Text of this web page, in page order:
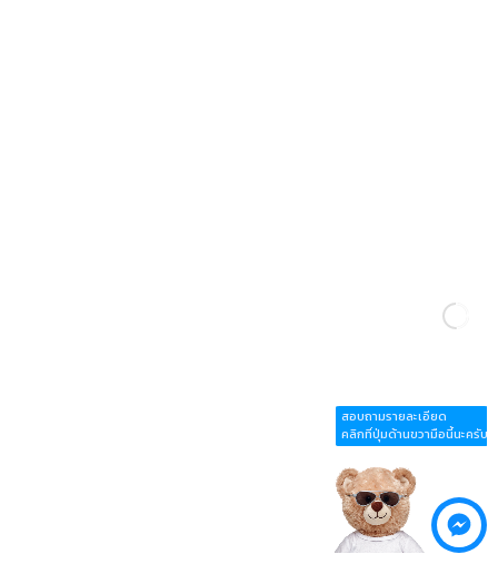
สอบถามรายละเอียด
คลิกที่ปุ่มด้านขวามือนี้นะครับ